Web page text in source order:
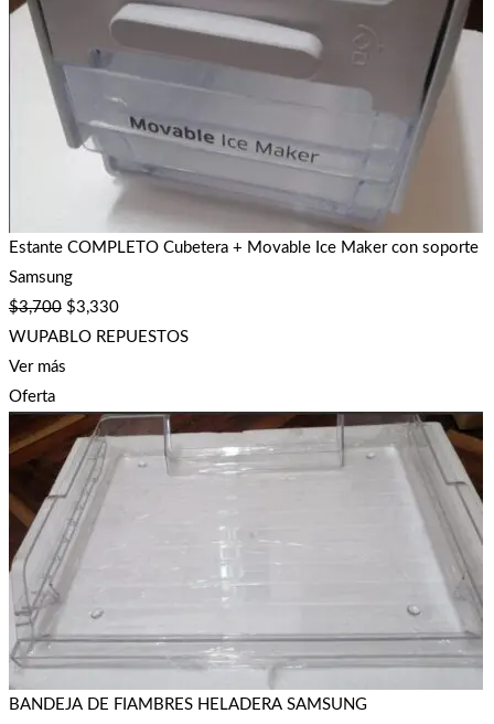
Estante COMPLETO Cubetera + Movable Ice Maker con soporte
Samsung
$3,700 $3,330
WUPABLO REPUESTOS
Ver más
Oferta
BANDEJA DE FIAMBRES HELADERA SAMSUNG